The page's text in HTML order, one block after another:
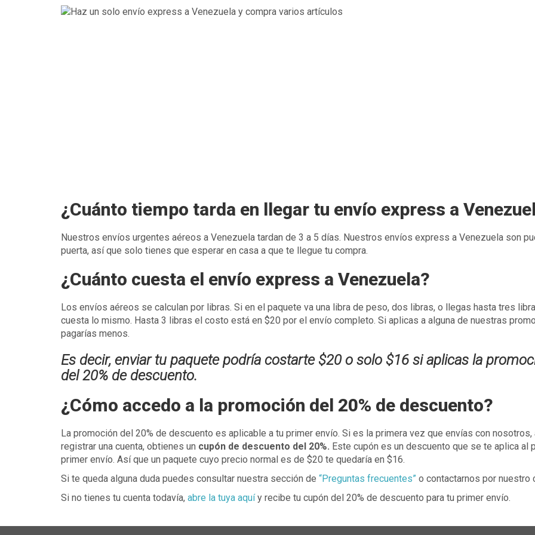
¿Cuánto tiempo tarda en llegar tu envío express a
Nuestros envíos urgentes aéreos a Venezuela tardan de 3 a 5 días. Nuestros envíos express a Venezuela son
puerta, así que solo tienes que esperar en casa a que te llegue tu compra.
¿Cuánto cuesta el envío express a Venezuela?
Los envíos aéreos se calculan por libras. Si en el paquete va una libra de peso, dos libras, o llegas hasta tres
cuesta lo mismo. Hasta 3 libras el costo está en $20 por el envío completo. Si aplicas a alguna de nuestras
pagarías menos.
Es decir, enviar tu paquete podría costarte $20 o solo $16 si aplicas la
del 20% de descuento.
¿Cómo accedo a la promoción del 20% de descuento?
La promoción del 20% de descuento es aplicable a tu primer envío. Si es la primera vez que envías con nosotros,
registrar una cuenta, obtienes un cupón de descuento del 20%. Este cupón es un descuento que se te aplica al
primer envío. Así que un paquete cuyo precio normal es de $20 te quedaría en $16.
Si te queda alguna duda puedes consultar nuestra sección de “Preguntas frecuentes” o contactarnos por nuestro
Si no tienes tu cuenta todavía, abre la tuya aquíy recibe tu cupón del 20% de descuento para tu primer envío.